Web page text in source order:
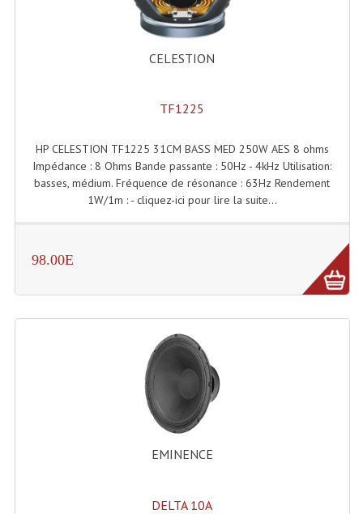
Machines À Mousse, Neige, Liquides
Liquide À Brouillard
Liquides À Fumée
Notre Stock B
Matériel Karaoké
Disque DVD
Disque LD (30 Cm.)
TARIF ET CATALOGUE DE LOCATION
CELESTION
TF1225
HP CELESTION TF1225 31CM BASS MED 250W AES 8 ohms
Impédance : 8 Ohms Bande passante : 50Hz - 4kHz Utilisation:
basses, médium. Fréquence de résonance : 63Hz Rendement
1W/1m : - cliquez-ici pour lire la suite...
98.00E
EMINENCE
DELTA 10A